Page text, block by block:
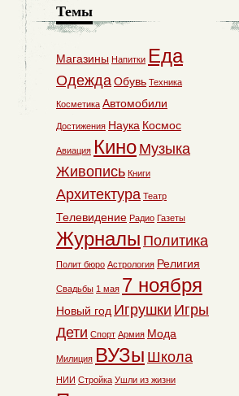
Темы
Магазины Напитки Еда
ОдеждаОбувь Техника
Косметика Автомобили
Достижения Наука Космос
Авиация Кино Музыка
Живопись Книги
Архитектура Театр
Телевидение Радио Газеты
Журналы Политика
Полит бюро Астрология Религия
Свадьбы 1 мая 7 ноября
Новый год Игрушки Игры
Дети Спорт Армия Мода
Милиция ВУЗы Школа
НИИ Стройка Ушли из жизни